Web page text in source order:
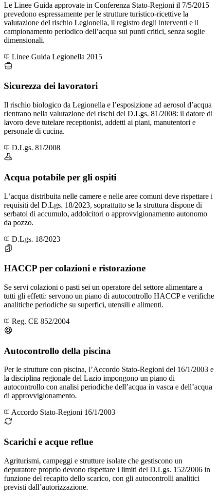
Le Linee Guida approvate in Conferenza Stato-Regioni il 7/5/2015
prevedono espressamente per le strutture turistico-ricettive la
valutazione del rischio Legionella, il registro degli interventi e il
campionamento periodico dell’acqua sui punti critici, senza soglie
dimensionali.
Linee Guida Legionella 2015
Sicurezza dei lavoratori
Il rischio biologico da Legionella e l’esposizione ad aerosol d’acqua
rientrano nella valutazione dei rischi del D.Lgs. 81/2008: il datore di
lavoro deve tutelare receptionist, addetti ai piani, manutentori e
personale di cucina.
D.Lgs. 81/2008
Acqua potabile per gli ospiti
L’acqua distribuita nelle camere e nelle aree comuni deve rispettare i
requisiti del D.Lgs. 18/2023, soprattutto se la struttura dispone di
serbatoi di accumulo, addolcitori o approvvigionamento autonomo
da pozzo.
D.Lgs. 18/2023
HACCP per colazioni e ristorazione
Se servi colazioni o pasti sei un operatore del settore alimentare a
tutti gli effetti: servono un piano di autocontrollo HACCP e verifiche
analitiche periodiche su superfici, utensili e alimenti.
Reg. CE 852/2004
Autocontrollo della piscina
Per le strutture con piscina, l’Accordo Stato-Regioni del 16/1/2003 e
la disciplina regionale del Lazio impongono un piano di
autocontrollo con analisi periodiche dell’acqua in vasca e dell’acqua
di approvvigionamento.
Accordo Stato-Regioni 16/1/2003
Scarichi e acque reflue
Agriturismi, campeggi e strutture isolate che gestiscono un
depuratore proprio devono rispettare i limiti del D.Lgs. 152/2006 in
funzione del recapito dello scarico, con gli autocontrolli analitici
previsti dall’autorizzazione.